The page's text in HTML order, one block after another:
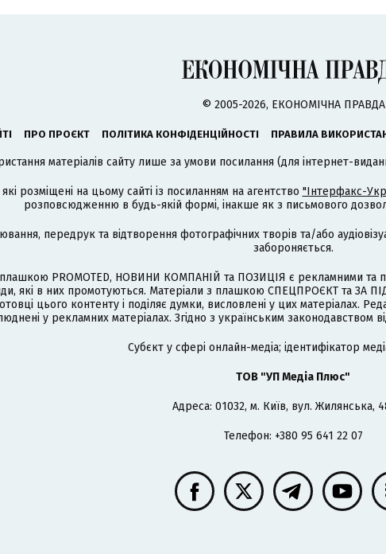
© 2005-2026, ЕКОНОМІЧНА ПРАВДА
ПРО ПРОЄКТ ПОЛІТИКА КОНФІДЕНЦІЙНОСТІ ПРАВИЛА
матеріалів сайту лише за умови посилання (для інтернет-
які розміщені на цьому сайті із посиланням на агентство "Інтерфакс-
розповсюдженню в будь-якій формі, інакше як з письмового
передрук та відтворення фотографічних творів та/або
забороняється.
PROMOTED, НОВИНИ КОМПАНІЙ та ПОЗИЦІЯ є рекламними та
які в них промотуються. Матеріали з плашкою СПЕЦПРОЄКТ та ЗА
цього контенту і поділяє думки, висловлені у цих матеріалах.
у рекламних матеріалах. Згідно з українським законодавством
Cубєкт у сфері онлайн-медіа; ідентифікатор
ТОВ "УП Медіа Плюс"
Адреса: 01032, м. Київ, вул. Жилянська,
Телефон: +380 95 641 22 07